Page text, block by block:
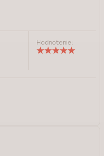
Prajeme vám veľa zdravia.
Hodnotenie: